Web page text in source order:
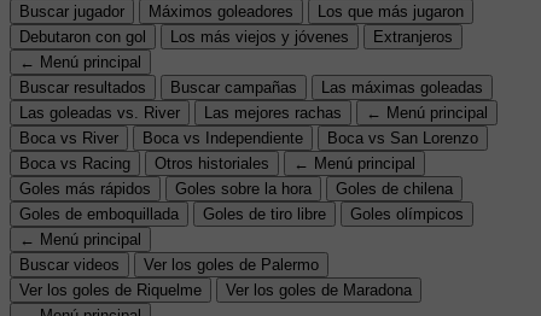
Buscar jugador
Máximos goleadores
Los que más jugaron
Debutaron con gol
Los más viejos y jóvenes
Extranjeros
← Menú principal
Buscar resultados
Buscar campañas
Las máximas goleadas
Las goleadas vs. River
Las mejores rachas
← Menú principal
Boca vs River
Boca vs Independiente
Boca vs San Lorenzo
Boca vs Racing
Otros historiales
← Menú principal
Goles más rápidos
Goles sobre la hora
Goles de chilena
Goles de emboquillada
Goles de tiro libre
Goles olímpicos
← Menú principal
Buscar videos
Ver los goles de Palermo
Ver los goles de Riquelme
Ver los goles de Maradona